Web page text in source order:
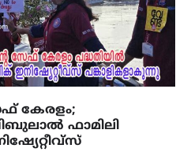
കേരളം;
ഫാമിലി